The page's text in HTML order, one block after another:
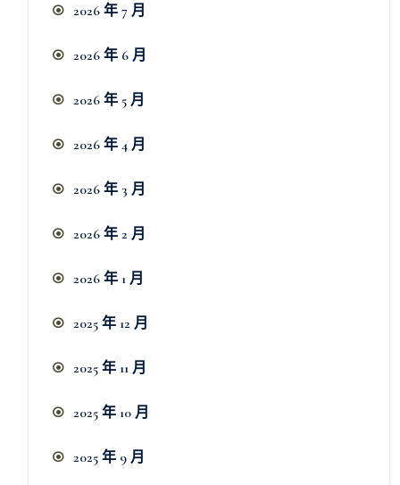
2026 年 7 月
2026 年 6 月
2026 年 5 月
2026 年 4 月
2026 年 3 月
2026 年 2 月
2026 年 1 月
2025 年 12 月
2025 年 11 月
2025 年 10 月
2025 年 9 月